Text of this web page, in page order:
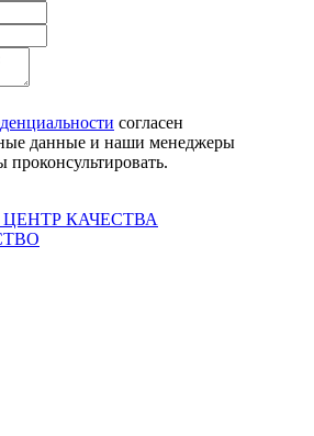
согласен
данные и наши менеджеры
проконсультировать.
КАЧЕСТВА